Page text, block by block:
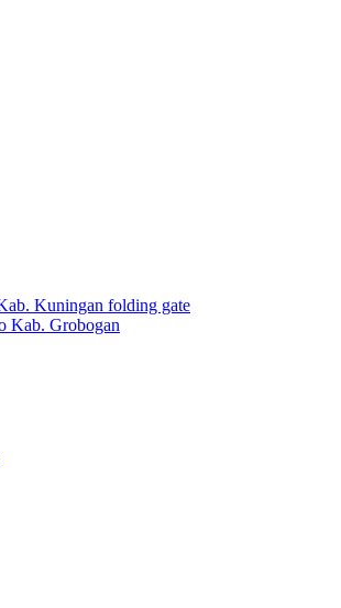
Kuningan folding gate
Kab. Grobogan